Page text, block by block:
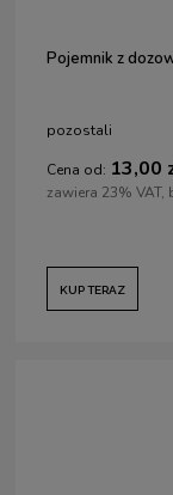
Pojemnik z
pozostali
Cena od: 13,00
zawiera 23%
KUP TERAZ